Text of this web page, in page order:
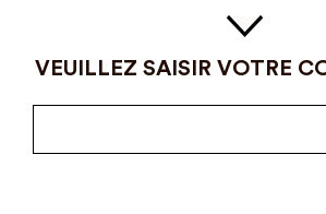
VEUILLEZ SAISIR VOTRE